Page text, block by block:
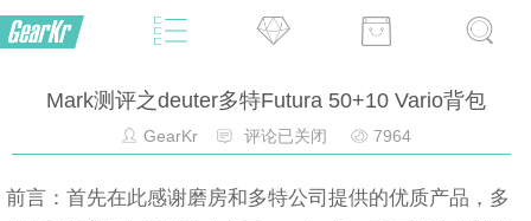
Mark测评之deuter多特Futura 50+10 Vario背包
GearKr 评论已关闭 7964
前言：首先在此感谢磨房和多特公司提供的优质产品，多